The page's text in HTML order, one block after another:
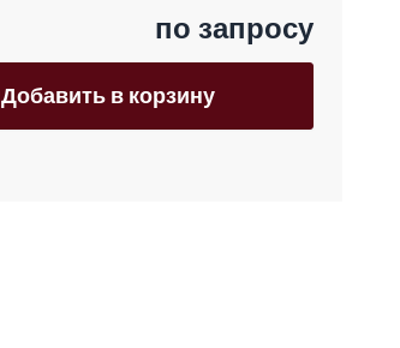
по запросу
Добавить в корзину